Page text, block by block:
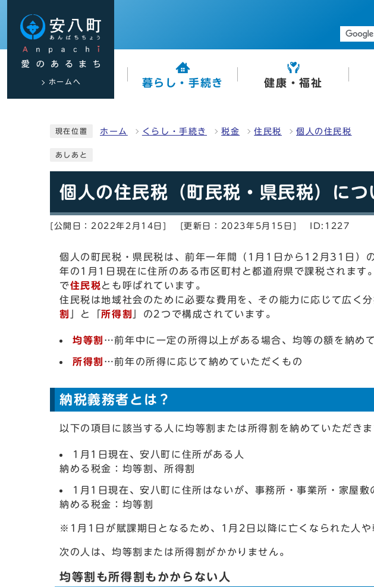
ホームへ 暮らし・手続き 健康・福祉
現在位置 ホーム くらし・手続き 税金 住民税 個人の住民税
あしあと
個人の住民税（町民税・県民税）につ
[公開日：2022年2月14日] [更新日：2023年5月15日] ID:1227
個人の町民税・県民税は、前年一年間（1月1日から12月31日）
年の1月1日現在に住所のある市区町村と都道府県で課税されます
で住民税とも呼ばれています。
住民税は地域社会のために必要な費用を、その能力に応じて広く
割
」と「所得割 」の2つで構成されています。
均等割 …前年中に一定の所得以上がある場合、均等の額を納め
所得割 …前年の所得に応じて納めていただくもの
納税義務者とは？
以下の項目に該当する人に均等割または所得割を納めていただきま
1月1日現在、安八町に住所がある人
納める税金：均等割、所得割
1月1日現在、安八町に住所はないが、事務所・事業所・家屋敷
納める税金：均等割
※1月1日が賦課期日となるため、1月2日以降に亡くなられた人や
次の人は、均等割または所得割がかかりません。
均等割も所得割もかからない人